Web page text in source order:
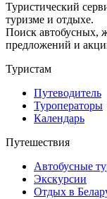
Туристический
туризме и отдыхе.
Поиск автобусных,
предложений и
Туристам
Путеводитель
Туроператоры
Календарь
Путешествия
Автобусные
Экскурсии
Отдых в